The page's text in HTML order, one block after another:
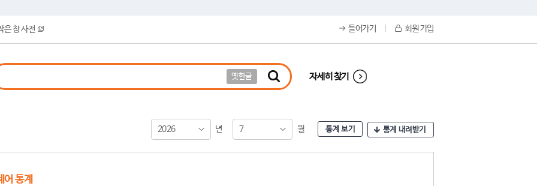
은 창 사전 들어가기 회원 가입
옛한글 자세히 찾기
2026 년 7 월 통계 보기 통계 내려받기
어 통계